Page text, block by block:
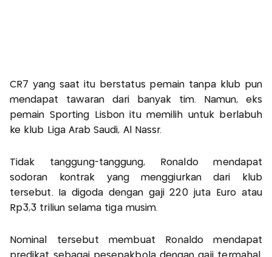
CR7 yang saat itu berstatus pemain tanpa klub pun
mendapat tawaran dari banyak tim. Namun, eks
pemain Sporting Lisbon itu memilih untuk berlabuh
ke klub Liga Arab Saudi, Al Nassr.
Tidak tanggung-tanggung, Ronaldo mendapat
sodoran kontrak yang menggiurkan dari klub
tersebut. Ia digoda dengan gaji 220 juta Euro atau
Rp3,3 triliun selama tiga musim.
Nominal tersebut membuat Ronaldo mendapat